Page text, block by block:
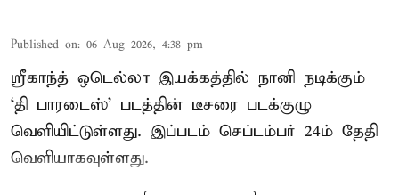
Published on: 06 Aug 2026, 4:38 pm
ஸ்ரீகாந்த் ஒடெல்லா இயக்கத்தில் நானி நடிக்கும்
‘தி பாரடைஸ்’ படத்தின் டீசரை படக்குழு
வெளியிட்டுள்ளது. இப்படம் செப்டம்பர் 24ம் தேதி
வெளியாகவுள்ளது.